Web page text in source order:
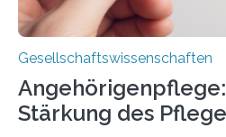
Gesellschaftswissenschaften
Stärkung des